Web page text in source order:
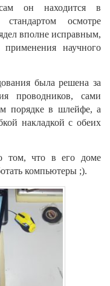
он находится в
осмотре
вполне исправным,
научного
была решена за
проводников, сами
порядке в шлейфе, а
накладкой с обеих
том, что в его доме
компьютеры ;).